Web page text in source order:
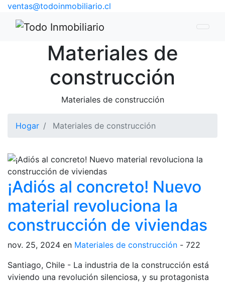
ventas@todoinmobiliario.cl
Materiales de
construcción
Materiales de construcción
Hogar Materiales de construcción
¡Adiós al concreto! Nuevo
material revoluciona la
construcción de viviendas
nov. 25, 2024 en Materiales de construcción - 722
Santiago, Chile - La industria de la construcción está
viviendo una revolución silenciosa, y su protagonista